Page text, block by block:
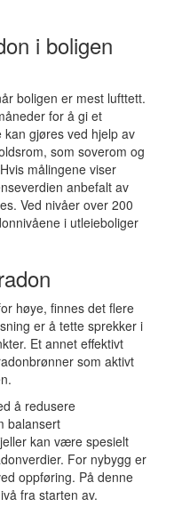
i boligen
boligen er mest lufttett.
for å gi et
gjøres ved hjelp av
som soverom og
målingene viser
anbefalt av
Ved nivåer over 200
i utleieboliger
høye, finnes det flere
er å tette sprekker i
Et annet effektivt
som aktivt
å redusere
balansert
kan være spesielt
For nybygg er
oppføring. På denne
fra starten av.